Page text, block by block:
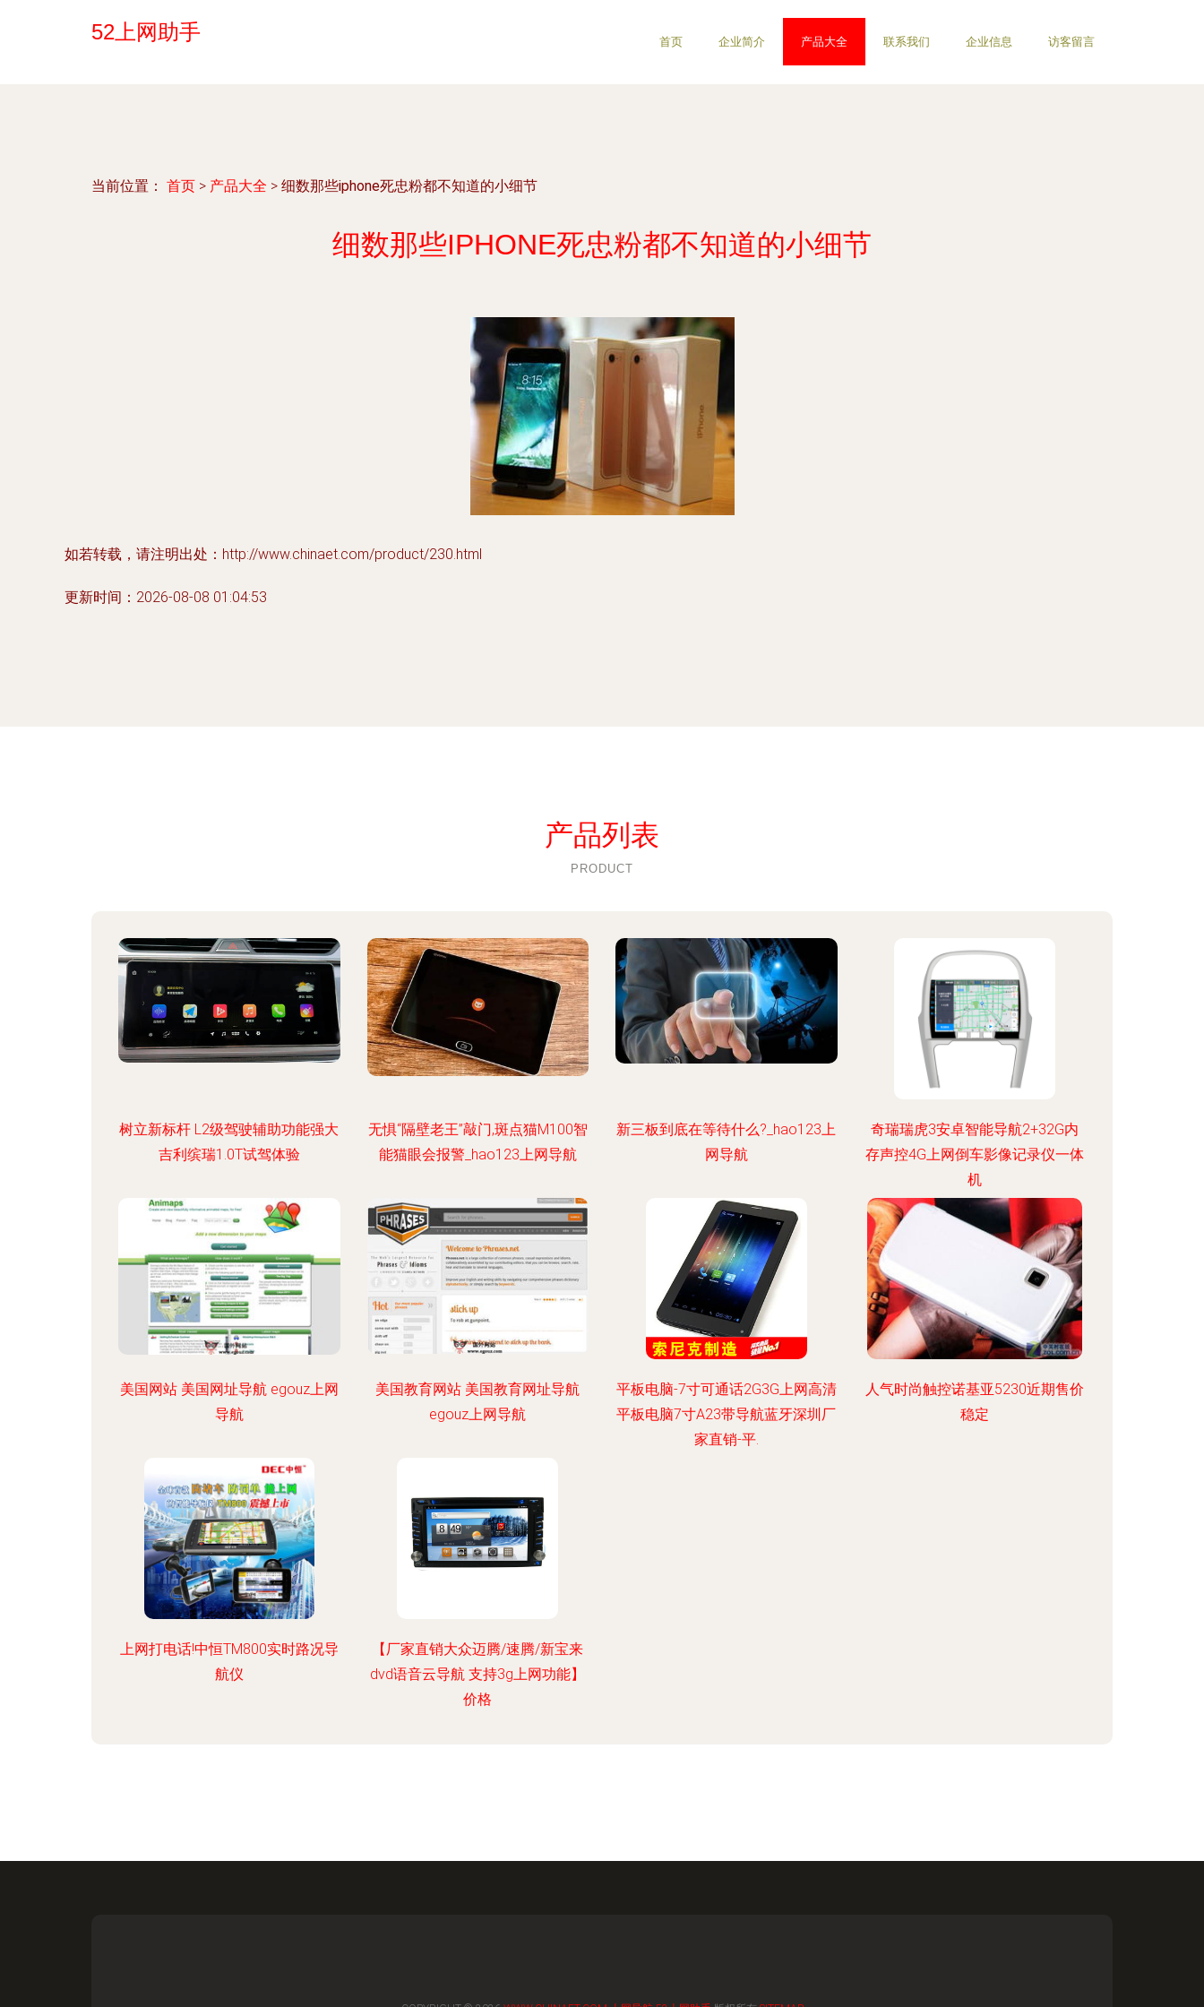
52上网助手 首页 企业简介 产品大全 联系我们 企业信息 访客留言
当前位置： 首页 > 产品大全 > 细数那些iphone死忠粉都不知道的小细节
细数那些IPHONE死忠粉都不知道的小细节
如若转载，请注明出处：http://www.chinaet.com/product/230.html
更新时间：2026-08-08 01:04:53
产品列表
PRODUCT
树立新标杆 L2级驾驶辅助功能强大
吉利缤瑞1.0T试驾体验
无惧“隔壁老王”敲门,斑点猫M100智
能猫眼会报警_hao123上网导航
新三板到底在等待什么?_hao123上
网导航
奇瑞瑞虎3安卓智能导航2+32G内
存声控4G上网倒车影像记录仪一体
机
美国网站 美国网址导航 egouz上网
导航
美国教育网站 美国教育网址导航
egouz上网导航
平板电脑-7寸可通话2G3G上网高清
平板电脑7寸A23带导航蓝牙深圳厂
家直销-平.
人气时尚触控诺基亚5230近期售价
稳定
上网打电话!中恒TM800实时路况导
航仪
【厂家直销大众迈腾/速腾/新宝来
dvd语音云导航 支持3g上网功能】
价格